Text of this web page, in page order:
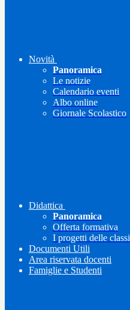
Novità
Panoramica
Le notizie
Calendario eventi
Albo online
Giornale Scolastico
Didattica
Panoramica
Offerta formativa
I progetti delle classi
Documenti Utili
Area riservata docenti
Famiglie e Studenti